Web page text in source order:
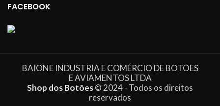
FACEBOOK
BAIONE INDUSTRIA E COMÉRCIO DE BOTÕES
E AVIAMENTOS LTDA
Shop dos Botões© 2024 - Todos os direitos
reservados